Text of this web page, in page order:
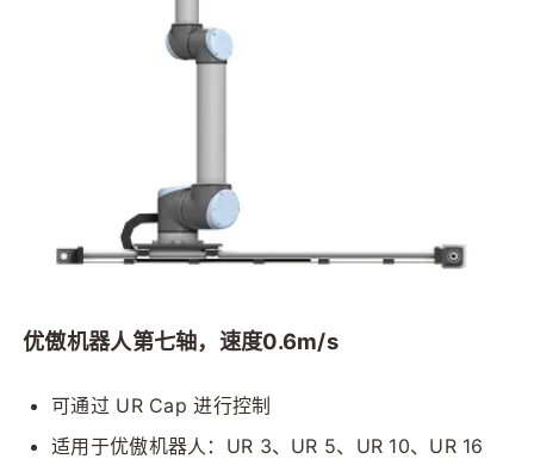
优傲机器人第七轴，速度0.6m/s
可通过 UR Cap 进行控制
适用于优傲机器人：UR 3、UR 5、UR 10、UR 16